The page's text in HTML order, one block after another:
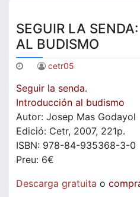
SEGUIR LA
AL BUDISMO
cetr05
Seguir la senda.
Introducción al budismo
Autor: Josep Mas Godayol
Edició: Cetr, 2007, 221p.
ISBN: 978-84-935368-3-0
Preu: 6€
Descarga gratuita o